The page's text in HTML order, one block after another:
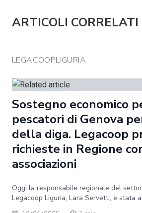
ARTICOLI CORRELATI
LEGACOOPLIGURIA
Sostegno economico
pescatori di Genova
della diga. Legacoop
richieste in Regione
associazioni
Oggi la responsabile regionale del
Legacoop Liguria, Lara Servetti, è stata